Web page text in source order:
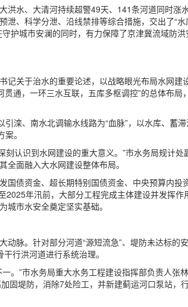
洪水、大清河持续超警49天、141条河道同时涨
泄、科学分泄、沿线禁排等综合措施，交出了“水
护城市安澜的同时，有力保障了京津冀流域防洪
关于治水的重要论述，以战略眼光布局水网建设
通，一环三水互联，五库多枢调控”的总体布局
滦、南水北调输水线路为“血脉”，以水库、蓄
。
刻认识到水网建设的重大意义。”市水务局规计处
面融入大水网建设整体布局。
国债资金、超长期特别国债资金、中央预算内投
年汛前，大部分工程完成主体建设并发挥作
市水安全奠定坚实基础。
脉。针对部分河道“源短流急”、堤防未达标的
行洪河道进行系统治理。
。”市水务局重大水务工程建设指挥部负责人张
固堤防，消除7处险工，并新建蓟运河口泵站，